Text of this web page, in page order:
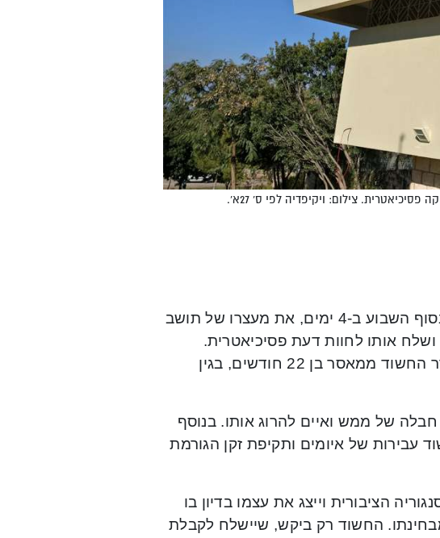
צילום: ויקיפדיה לפי ס' 27א'.
לא למד לקח: בית משפט השלום בחיפה, האריך בסוף השבוע ב-4 ימים, את מעצרו של תושב
סבו הזקן ושלח אותו לחוות דעת פסיכיאטרית.
במהלך הדיון התברר, כי יום לפני המעצר, השתחרר החשוד ממאסר בן 22 חודשים, בגין
של ממש ואיים להרוג אותו. בנוסף
עבירות של איומים ותקיפת זקן הגורמת
הציבורית וייצג את עצמו בדיון בו
מבחינתו. החשוד רק ביקש, שיישלח לקבלת